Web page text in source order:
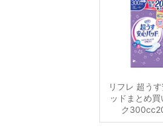
リフレ 超う
ッドまとめ買
ク